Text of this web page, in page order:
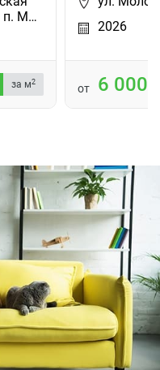
п. М…
за м2
2026
от 6 000